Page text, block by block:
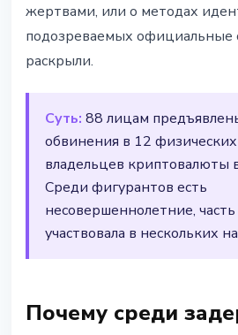
жертвами, или о методах
подозреваемых официальные
раскрыли.
Суть: 88 лицам
обвинения в 12
владельцев криптовалюты
Среди фигурантов есть
несовершеннолетние,
участвовала в нескольких
Почему среди